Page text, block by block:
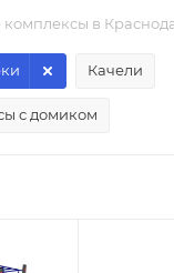
комплексы в
Качели
с домиком